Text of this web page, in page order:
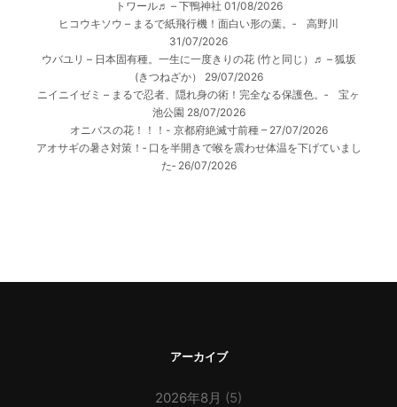
トワール♬ – 下鴨神社 01/08/2026
ヒコウキソウ – まるで紙飛行機！面白い形の葉。‐ 高野川
31/07/2026
ウバユリ – 日本固有種。一生に一度きりの花 (竹と同じ）♬ – 狐坂
(きつねざか）
29/07/2026
ニイニイゼミ – まるで忍者、隠れ身の術！完全なる保護色。‐ 宝ヶ
池公園 28/07/2026
オニバスの花！！！- 京都府絶滅寸前種 – 27/07/2026
アオサギの暑さ対策！‐ 口を半開きで喉を震わせ体温を下げていまし
た‐ 26/07/2026
アーカイブ
2026年8月 (5)